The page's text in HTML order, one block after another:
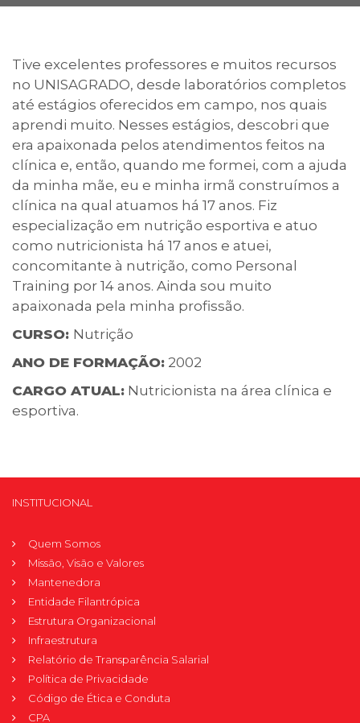
Biblioteca
Calendário acadêmico
Internacionalização
UATI
Tive excelentes professores e muitos recursos
no UNISAGRADO, desde laboratórios completos
até estágios oferecidos em campo, nos quais
aprendi muito. Nesses estágios, descobri que
era apaixonada pelos atendimentos feitos na
clínica e, então, quando me formei, com a ajuda
da minha mãe, eu e minha irmã construímos a
clínica na qual atuamos há 17 anos. Fiz
especialização em nutrição esportiva e atuo
como nutricionista há 17 anos e atuei,
concomitante à nutrição, como Personal
Training por 14 anos. Ainda sou muito
apaixonada pela minha profissão.
CURSO: Nutrição
ANO DE FORMAÇÃO: 2002
CARGO ATUAL: Nutricionista na área clínica e
esportiva.
INSTITUCIONAL
Quem Somos
Missão, Visão e Valores
Mantenedora
Entidade Filantrópica
Estrutura Organizacional
Infraestrutura
Relatório de Transparência Salarial
Política de Privacidade
Código de Ética e Conduta
CPA